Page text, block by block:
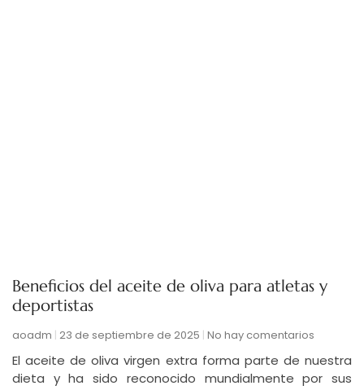
Beneficios del aceite de oliva para atletas y
deportistas
aoadm 23 de septiembre de 2025 No hay comentarios
El aceite de oliva virgen extra forma parte de nuestra
dieta y ha sido reconocido mundialmente por sus